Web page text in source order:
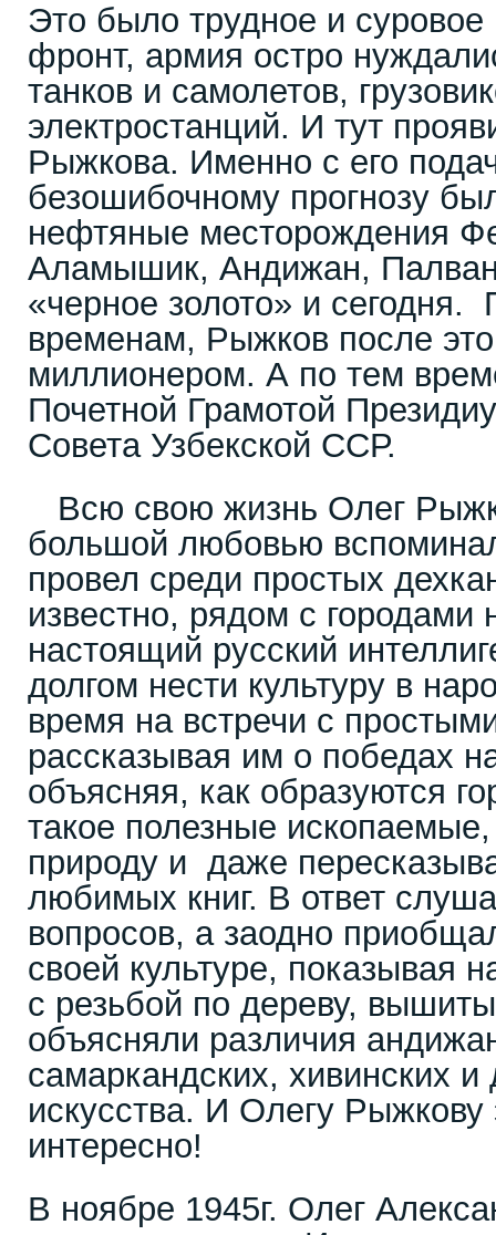
Это было трудное и
фронт, армия остро
танков и самолетов,
электростанций. И тут
Рыжкова. Именно с его
безошибочному прогнозу
нефтяные месторождения
Аламышик, Андижан,
«черное золото» и
временам, Рыжков после
миллионером. А по тем
Почетной Грамотой
Совета Узбекской ССР.
Всю свою жизнь Олег
большой любовью
провел среди простых
известно, рядом с городами
настоящий русский
долгом нести культуру в
время на встречи с
рассказывая им о победах
объясняя, как образуются
такое полезные
природу и даже
любимых книг. В ответ
вопросов, а заодно
своей культуре, показывая
с резьбой по дереву,
объясняли различия
самаркандских, хивинских
искусства. И Олегу
интересно!
В ноябре 1945г. Олег